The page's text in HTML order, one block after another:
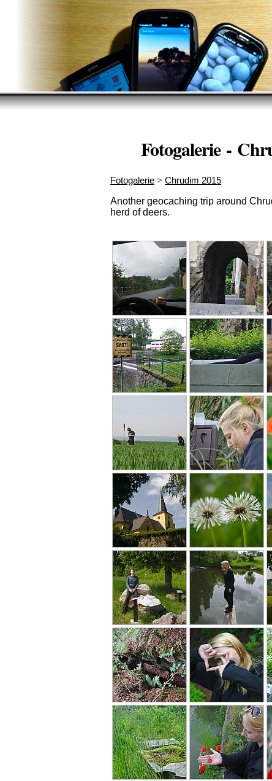
Fotogalerie -
Fotogalerie > Chrudim 2015
Another geocaching trip around
herd of deers.